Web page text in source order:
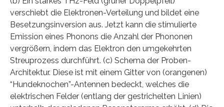
verschiebt die Elektronen-Verteilung und bildet eine
Besetzungsinversion aus. Jetzt kann die stimulierte
Emission eines Phonons die Anzahl der Phononen
vergrößern, indem das Elektron den umgekehrten
Streuprozess durchführt. (c) Schema der Proben-
Architektur. Diese ist mit einem Gitter von (orangenen)
“Hundeknochen”-Antennen bedeckt, welches die
elektrischen Felder (entlang der gestrichelten Linien)